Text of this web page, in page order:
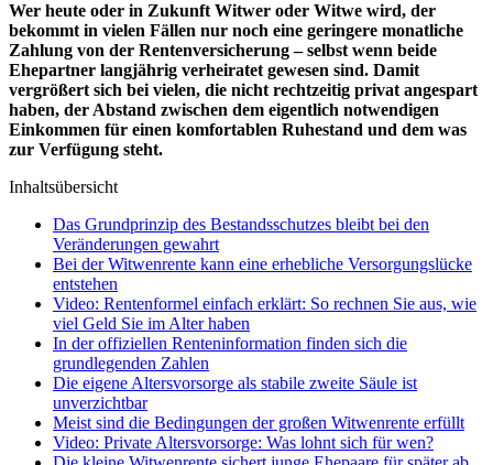
Wer heute oder in Zukunft Witwer oder Witwe wird, der
bekommt in vielen Fällen nur noch eine geringere monatliche
Zahlung von der Rentenversicherung – selbst wenn beide
Ehepartner langjährig verheiratet gewesen sind. Damit
vergrößert sich bei vielen, die nicht rechtzeitig privat angespart
haben, der Abstand zwischen dem eigentlich notwendigen
Einkommen für einen komfortablen Ruhestand und dem was
zur Verfügung steht.
Inhaltsübersicht
Das Grundprinzip des Bestandsschutzes bleibt bei den
Veränderungen gewahrt
Bei der Witwenrente kann eine erhebliche Versorgungslücke
entstehen
Video: Rentenformel einfach erklärt: So rechnen Sie aus, wie
viel Geld Sie im Alter haben
In der offiziellen Renteninformation finden sich die
grundlegenden Zahlen
Die eigene Altersvorsorge als stabile zweite Säule ist
unverzichtbar
Meist sind die Bedingungen der großen Witwenrente erfüllt
Video: Private Altersvorsorge: Was lohnt sich für wen?